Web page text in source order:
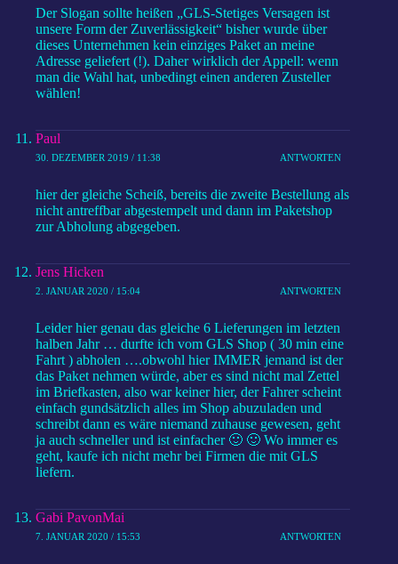
Der Slogan sollte heißen „GLS-Stetiges Versagen ist
unsere Form der Zuverlässigkeit“ bisher wurde über
dieses Unternehmen kein einziges Paket an meine
Adresse geliefert (!). Daher wirklich der Appell: wenn
man die Wahl hat, unbedingt einen anderen Zusteller
wählen!
Paul
30. DEZEMBER 2019 / 11:38 ANTWORTEN
hier der gleiche Scheiß, bereits die zweite Bestellung als
nicht antreffbar abgestempelt und dann im Paketshop
zur Abholung abgegeben.
Jens Hicken
2. JANUAR 2020 / 15:04 ANTWORTEN
Leider hier genau das gleiche 6 Lieferungen im letzten
halben Jahr … durfte ich vom GLS Shop ( 30 min eine
Fahrt ) abholen ….obwohl hier IMMER jemand ist der
das Paket nehmen würde, aber es sind nicht mal Zettel
im Briefkasten, also war keiner hier, der Fahrer scheint
einfach gundsätzlich alles im Shop abuzuladen und
schreibt dann es wäre niemand zuhause gewesen, geht
ja auch schneller und ist einfacher 🙂 🙂 Wo immer es
geht, kaufe ich nicht mehr bei Firmen die mit GLS
liefern.
Gabi PavonMai
7. JANUAR 2020 / 15:53 ANTWORTEN